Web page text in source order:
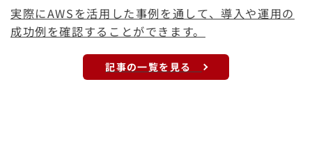
実際にAWSを活用した事例を通して、導入や運用の
成功例を確認することができます。
記事の一覧を見る